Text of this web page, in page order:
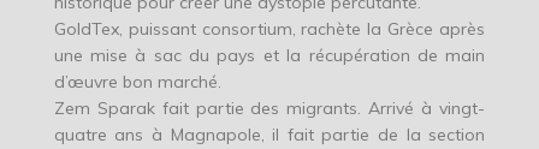
GoldTex, puissant consortium, rachète la Grèce après
une mise à sac du pays et la récupération de main
d’œuvre bon marché.
Zem Sparak fait partie des migrants. Arrivé à vingt-
quatre ans à Magnapole, il fait partie de la section